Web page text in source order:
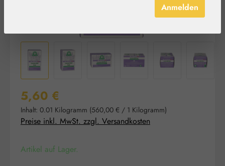
Regulärer Preis:
5,60 €
Inhalt: 0.01 Kilogramm (560,00 € / 1 Kilogramm)
Preise inkl. MwSt. zzgl. Versandkosten
Artikel auf Lager.
Anmelden